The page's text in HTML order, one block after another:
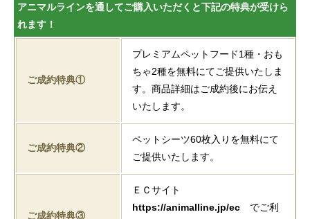
アニマルラインを通してご購入いただくと下記の特典が受けら
れます！
ご成約特典①
プレミアムペットフード1種・おも
ちゃ2種を無料にてご提供いたしま
す。商品詳細はご成約後にお伝え
いたします。
ご成約特典②
ペットシーツ60枚入りを無料にて
ご提供いたします。
ご成約特典③
ＥＣサイト
https://animalline.jp/ec でご利